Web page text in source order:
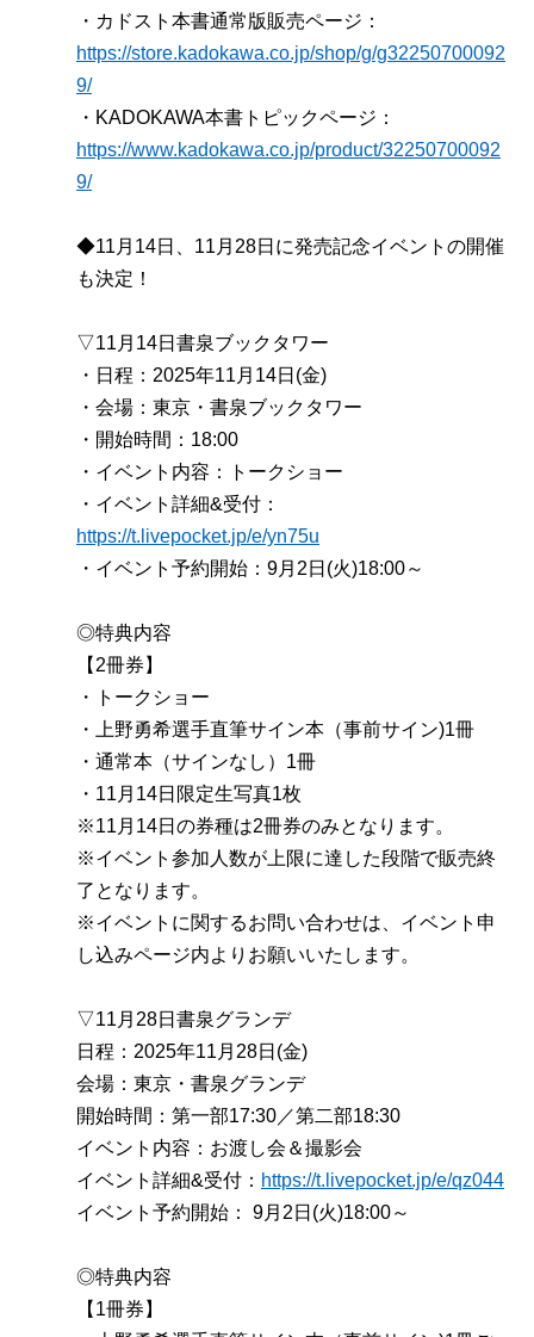
・カドスト本書通常版販売ページ：
https://store.kadokawa.co.jp/shop/g/g32250700092
9/
・KADOKAWA本書トピックページ：
https://www.kadokawa.co.jp/product/32250700092
9/
◆11月14日、11月28日に発売記念イベントの開催
も決定！
▽11月14日書泉ブックタワー
・日程：2025年11月14日(金)
・会場：東京・書泉ブックタワー
・開始時間：18:00
・イベント内容：トークショー
・イベント詳細&受付：
https://t.livepocket.jp/e/yn75u
・イベント予約開始：9月2日(火)18:00～
◎特典内容
【2冊券】
・トークショー
・上野勇希選手直筆サイン本（事前サイン)1冊
・通常本（サインなし）1冊
・11月14日限定生写真1枚
※11月14日の券種は2冊券のみとなります。
※イベント参加人数が上限に達した段階で販売終
了となります。
※イベントに関するお問い合わせは、イベント申
し込みページ内よりお願いいたします。
▽11月28日書泉グランデ
日程：2025年11月28日(金)
会場：東京・書泉グランデ
開始時間：第一部17:30／第二部18:30
イベント内容：お渡し会＆撮影会
イベント詳細&受付： https://t.livepocket.jp/e/qz044
イベント予約開始： 9月2日(火)18:00～
◎特典内容
【1冊券】